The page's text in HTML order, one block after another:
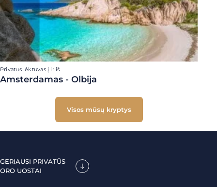
Privatus lėktuvas į ir iš
Amsterdamas - Olbija
Visos mūsų kryptys
GERIAUSI PRIVATŪS
ORO UOSTAI